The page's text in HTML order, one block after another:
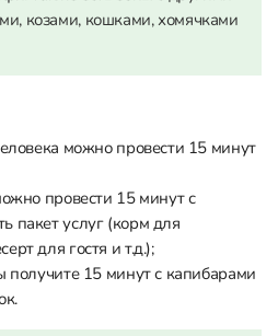
козами, кошками, хомячками
можно провести 15 минут
провести 15 минут с
пакет услуг (корм для
для гостя и т.д.);
получите 15 минут с капибарами